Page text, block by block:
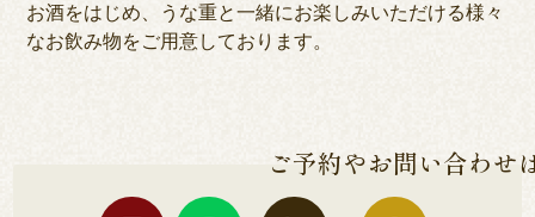
お酒をはじめ、うな重と一緒にお楽しみいただける様々
なお飲み物をご用意しております。
ご予約やお問い合わせ